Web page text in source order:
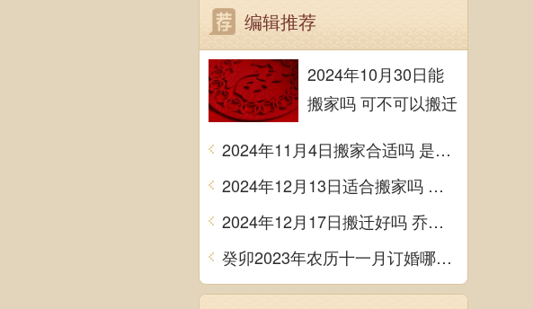
编辑推荐
2024年10月30日能
搬家吗 可不可以搬迁
2024年11月4日搬家合适吗 是乔迁大吉日吗
2024年12月13日适合搬家吗 今天搬迁好不好
2024年12月17日搬迁好吗 乔迁好不好
癸卯2023年农历十一月订婚哪天日子比较好 是黄道吉日吗